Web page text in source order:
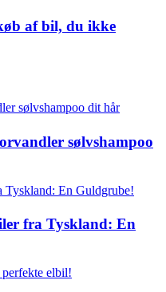
af bil, du ikke
sølvshampoo
fra Tyskland: En